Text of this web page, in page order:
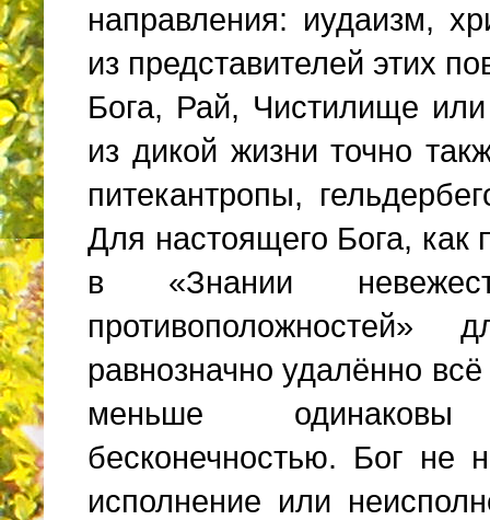
направления: иудаизм,
из представителей этих
Бога, Рай, Чистилище
из дикой жизни точно
питекантропы,
Для настоящего Бога, как
в «Знании
равнозначно удалённо
меньше
бесконечностью. Бог не
исполнение или